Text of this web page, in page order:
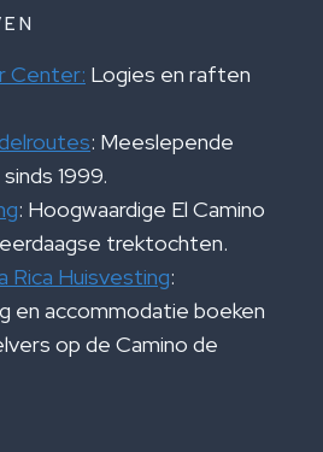
Center: Logies en raften
: Meeslepende
1999.
: Hoogwaardige El Camino
trektochten.
Rica Huisvesting:
en accommodatie boeken
op de Camino de